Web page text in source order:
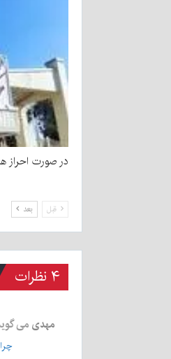
در صورت احراز
قبل بعد
۴ نظرات
مهدی می